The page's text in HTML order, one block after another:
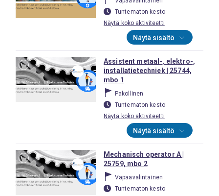
Tuntematon kesto
Näytä koko aktiviteetti
Näytä sisältö
Assistent metaal-, elektro-,
installatietechniek | 25744,
mbo 1
Pakollinen
Tuntematon kesto
Näytä koko aktiviteetti
Näytä sisältö
Mechanisch operator A |
25759, mbo 2
Vapaavalintainen
Tuntematon kesto